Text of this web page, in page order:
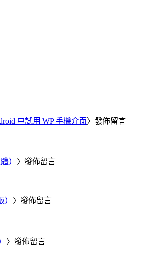
中試用 WP 手機介面〉發佈留言
） 〉發佈留言
〉發佈留言
〉發佈留言